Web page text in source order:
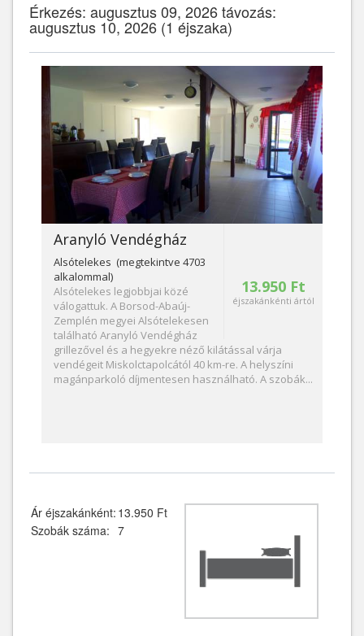
Érkezés: augusztus 09, 2026 távozás:
augusztus 10, 2026 (1 éjszaka)
13.950 Ft
éjszakánkénti ártól
Aranyló Vendégház
Alsótelekes (megtekintve 4703
alkalommal)
Alsótelekes legjobbjai közé
válogattuk. A Borsod-Abaúj-
Zemplén megyei Alsótelekesen
található Aranyló Vendégház
grillezővel és a hegyekre néző kilátással várja
vendégeit Miskolctapolcától 40 km-re. A helyszíni
magánparkoló díjmentesen használható. A szobák...
Ár éjszakánként: 13.950 Ft
Szobák száma: 7